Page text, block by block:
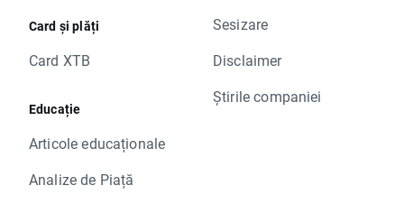
Card și plăți
Card XTB
Educație
Articole educaționale
Analize de Piață
Sesizare
Disclaimer
Știrile companiei